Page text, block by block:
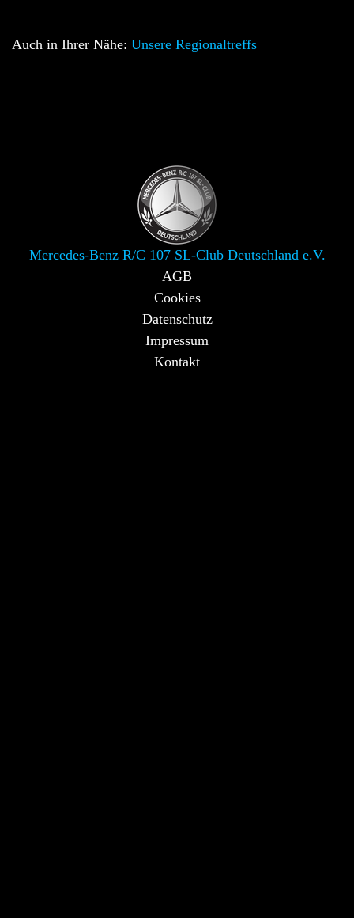
Auch in Ihrer Nähe: Unsere Regionaltreffs
Mercedes-Benz R/C 107 SL-Club Deutschland e.V.
AGB
Cookies
Datenschutz
Impressum
Kontakt